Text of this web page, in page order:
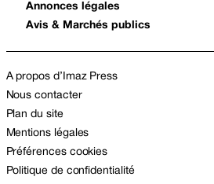
Annonces légales
Avis & Marchés publics
A propos d’Imaz Press
Nous contacter
Plan du site
Mentions légales
Préférences cookies
Politique de confidentialité